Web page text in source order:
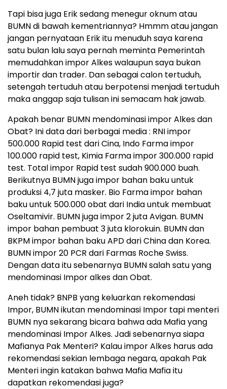
Tapi bisa juga Erik sedang menegur oknum atau
BUMN di bawah kementriannya? Hmmm atau jangan
jangan pernyataan Erik itu menuduh saya karena
satu bulan lalu saya pernah meminta Pemerintah
memudahkan impor Alkes walaupun saya bukan
importir dan trader. Dan sebagai calon tertuduh,
setengah tertuduh atau berpotensi menjadi tertuduh
maka anggap saja tulisan ini semacam hak jawab.
Apakah benar BUMN mendominasi impor Alkes dan
Obat? Ini data dari berbagai media : RNI impor
500.000 Rapid test dari Cina, Indo Farma impor
100.000 rapid test, Kimia Farma impor 300.000 rapid
test. Total impor Rapid test sudah 900.000 buah.
Berikutnya BUMN juga impor bahan baku untuk
produksi 4,7 juta masker. Bio Farma impor bahan
baku untuk 500.000 obat dari India untuk membuat
Oseltamivir. BUMN juga impor 2 juta Avigan. BUMN
impor bahan pembuat 3 juta klorokuin. BUMN dan
BKPM impor bahan baku APD dari China dan Korea.
BUMN impor 20 PCR dari Farmas Roche Swiss.
Dengan data itu sebenarnya BUMN salah satu yang
mendominasi Impor alkes dan Obat.
Aneh tidak? BNPB yang keluarkan rekomendasi
Impor, BUMN ikutan mendominasi Impor tapi menteri
BUMN nya sekarang bicara bahwa ada Mafia yang
mendominasi Impor Alkes. Jadi sebenarnya siapa
Mafianya Pak Menteri? Kalau impor Alkes harus ada
rekomendasi sekian lembaga negara, apakah Pak
Menteri ingin katakan bahwa Mafia Mafia itu
dapatkan rekomendasi juga?